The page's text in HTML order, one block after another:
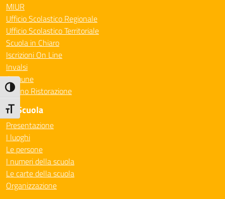
Attiva/disattiva alto contrasto
Attiva/disattiva dimensione testo
MIUR
Ufficio Scolastico Regionale
Ufficio Scolastico Territoriale
Scuola in Chiaro
Iscrizioni On Line
Invalsi
Comune
Milano Ristorazione
La Scuola
Presentazione
I luoghi
Le persone
I numeri della scuola
Le carte della scuola
Organizzazione